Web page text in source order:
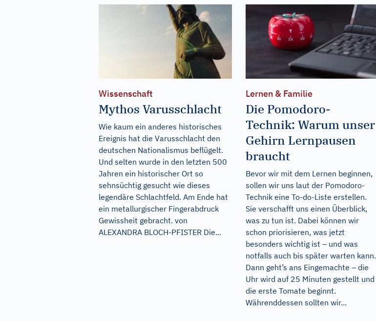
Wissenschaft
Mythos Varusschlacht
Wie kaum ein anderes historisches
Ereignis hat die Varusschlacht den
deutschen Nationalismus beflügelt.
Und selten wurde in den letzten 500
Jahren ein historischer Ort so
sehnsüchtig gesucht wie dieses
legendäre Schlachtfeld. Am Ende hat
ein metallurgischer Fingerabdruck
Gewissheit gebracht. von
ALEXANDRA BLOCH-PFISTER Die...
Lernen & Familie
Die Pomodoro-
Technik: Warum unser
Gehirn Lernpausen
braucht
Bevor wir mit dem Lernen beginnen,
sollen wir uns laut der Pomodoro-
Technik eine To-do-Liste erstellen.
Sie verschafft uns einen Überblick,
was zu tun ist. Dabei können wir
schon priorisieren, was jetzt
besonders wichtig ist – und was
notfalls auch bis später warten kann.
Dann geht’s ans Eingemachte – die
Uhr wird auf 25 Minuten gestellt und
die erste Tomate beginnt.
Währenddessen sollten wir...